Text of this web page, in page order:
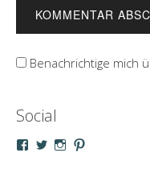
Benachrichtige mich
Social
ProfilProfilProfilProfil